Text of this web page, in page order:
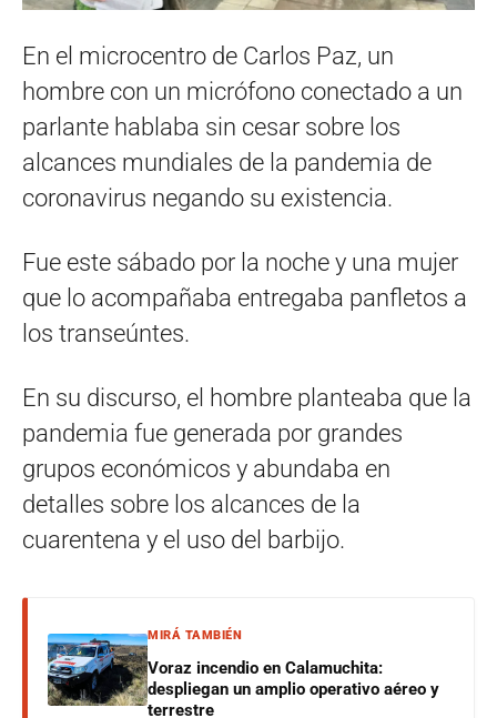
En el microcentro de Carlos Paz, un
hombre con un micrófono conectado a un
parlante hablaba sin cesar sobre los
alcances mundiales de la pandemia de
coronavirus negando su existencia.
Fue este sábado por la noche y una mujer
que lo acompañaba entregaba panfletos a
los transeúntes.
En su discurso, el hombre planteaba que la
pandemia fue generada por grandes
grupos económicos y abundaba en
detalles sobre los alcances de la
cuarentena y el uso del barbijo.
MIRÁ TAMBIÉN
Voraz incendio en Calamuchita:
despliegan un amplio operativo aéreo y
terrestre